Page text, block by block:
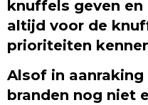
knuffels geven
altijd voor de
prioriteiten
Alsof in
branden nog niet